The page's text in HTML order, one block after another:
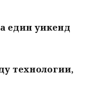
един уикенд
технологии,